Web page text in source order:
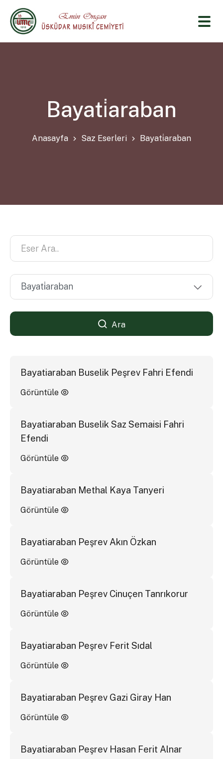
Bayati̇araban
Anasayfa Saz Eserleri Bayati̇araban
Ara
Bayatiaraban Buselik Peşrev Fahri Efendi
Görüntüle
Bayatiaraban Buselik Saz Semaisi Fahri
Efendi
Görüntüle
Bayatiaraban Methal Kaya Tanyeri
Görüntüle
Bayatiaraban Peşrev Akın Özkan
Görüntüle
Bayatiaraban Peşrev Cinuçen Tanrıkorur
Görüntüle
Bayatiaraban Peşrev Ferit Sıdal
Görüntüle
Bayatiaraban Peşrev Gazi Giray Han
Görüntüle
Bayatiaraban Peşrev Hasan Ferit Alnar